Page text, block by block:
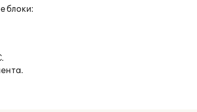
блоки: